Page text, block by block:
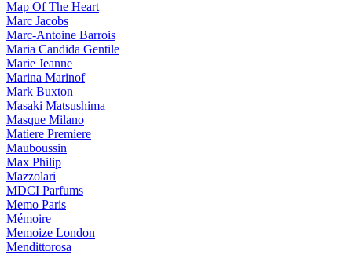
Map Of The Heart
Marc Jacobs
Marc-Antoine Barrois
Maria Candida Gentile
Marie Jeanne
Marina Marinof
Mark Buxton
Masaki Matsushima
Masque Milano
Matiere Premiere
Mauboussin
Max Philip
Mazzolari
MDCI Parfums
Memo Paris
Mémoire
Memoize London
Mendittorosa